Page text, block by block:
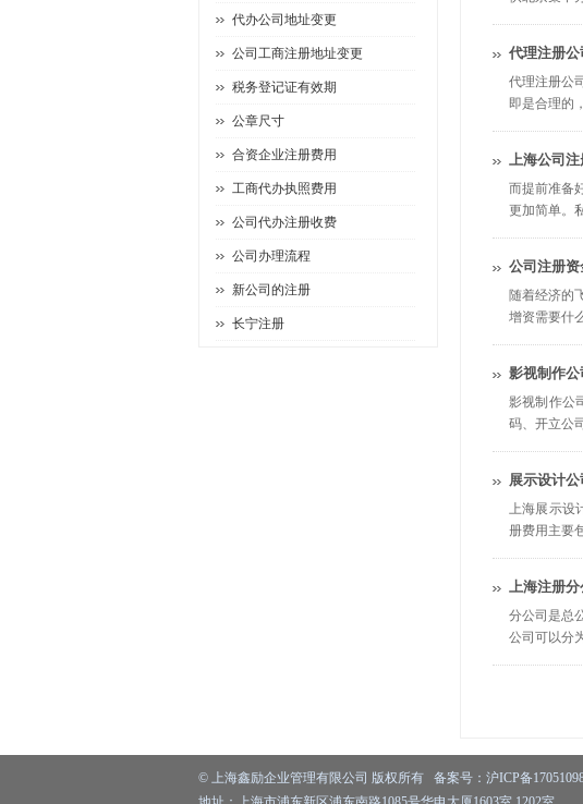
代理注册公
代理注册公
即是合理的
上海公司
而提前准备
更加简单。
公司注册资
随着经济的
增资需要什
影视制作
影视制作公
码、开立公
展示设计
上海展示设
册费用主要
上海注册
分公司是总
公司可以分
代办公司地址变更
公司工商注册地址变更
税务登记证有效期
公章尺寸
合资企业注册费用
工商代办执照费用
公司代办注册收费
公司办理流程
新公司的注册
长宁注册
© 上海鑫励企业管理有限公司 版权所有 备案号： 沪ICP备